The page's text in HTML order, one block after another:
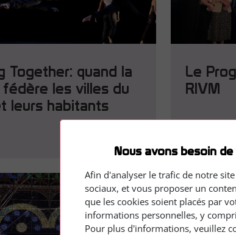
Together: quand la
les villes du
leurs habitants
Le
RIVM
Nous avons besoin
Afin d'analyser le trafic de notre
sociaux, et vous proposer un
que les cookies soient placés par
informations personnelles, y
Pour plus d'informations, veuillez